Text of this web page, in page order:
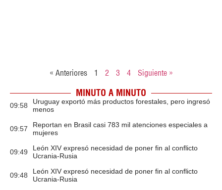
« Anteriores 1 2 3 4 Siguiente »
MINUTO A MINUTO
09:58
Uruguay exportó más productos forestales, pero ingresó
menos
09:57
Reportan en Brasil casi 783 mil atenciones especiales a
mujeres
09:49
León XIV expresó necesidad de poner fin al conflicto
Ucrania-Rusia
09:48
León XIV expresó necesidad de poner fin al conflicto
Ucrania-Rusia